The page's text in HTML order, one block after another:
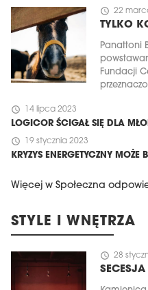
schedule 22
TYLKO
Panattoni
Fundacji
schedule 14 lipca 2023
LOGICOR ŚCIGAŁ SIĘ DLA
schedule 19 stycznia 2023
KRYZYS ENERGETYCZNY MOŻE
Więcej w Społeczna
STYLE I WNĘTRZA
schedule 28